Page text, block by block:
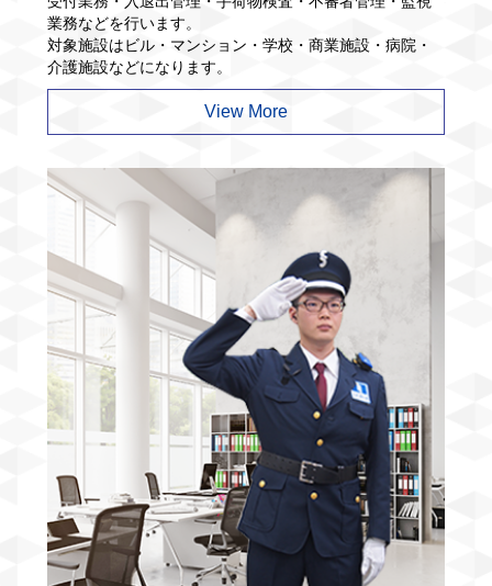
業務などを行います。
対象施設はビル・マンション・学校・商業施設・病院・
介護施設などになります。
View More